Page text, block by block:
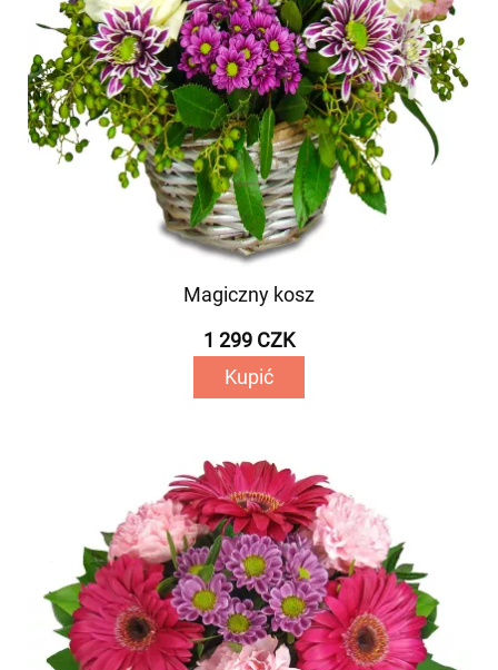
Magiczny kosz
1 299 CZK
Kupić